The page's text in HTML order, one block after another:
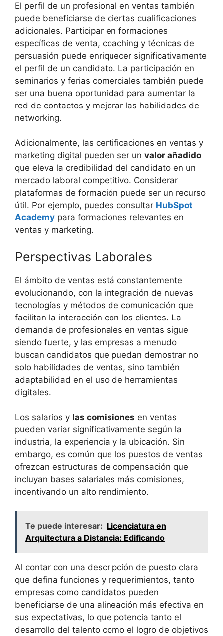
El perfil de un profesional en ventas también
puede beneficiarse de ciertas cualificaciones
adicionales. Participar en formaciones
específicas de venta, coaching y técnicas de
persuasión puede enriquecer significativamente
el perfil de un candidato. La participación en
seminarios y ferias comerciales también puede
ser una buena oportunidad para aumentar la
red de contactos y mejorar las habilidades de
networking.
Adicionalmente, las certificaciones en ventas y
marketing digital pueden ser un valor añadido
que eleva la credibilidad del candidato en un
mercado laboral competitivo. Considerar
plataformas de formación puede ser un recurso
útil. Por ejemplo, puedes consultar HubSpot
Academy para formaciones relevantes en
ventas y marketing.
Perspectivas Laborales
El ámbito de ventas está constantemente
evolucionando, con la integración de nuevas
tecnologías y métodos de comunicación que
facilitan la interacción con los clientes. La
demanda de profesionales en ventas sigue
siendo fuerte, y las empresas a menudo
buscan candidatos que puedan demostrar no
solo habilidades de ventas, sino también
adaptabilidad en el uso de herramientas
digitales.
Los salarios y las comisiones en ventas
pueden variar significativamente según la
industria, la experiencia y la ubicación. Sin
embargo, es común que los puestos de ventas
ofrezcan estructuras de compensación que
incluyan bases salariales más comisiones,
incentivando un alto rendimiento.
Te puede interesar: Licenciatura en
Arquitectura a Distancia: Edificando
Al contar con una descripción de puesto clara
que defina funciones y requerimientos, tanto
empresas como candidatos pueden
beneficiarse de una alineación más efectiva en
sus expectativas, lo que potencia tanto el
desarrollo del talento como el logro de objetivos